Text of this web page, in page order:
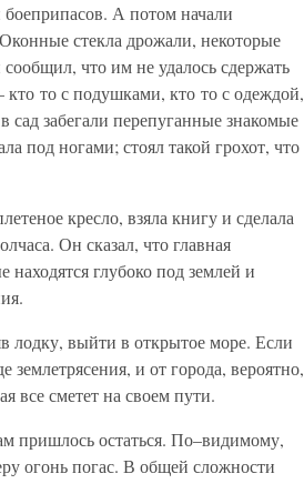
А потом начали
стекла дрожали, некоторые
что им не удалось сдержать
то с подушками, кто то с одеждой,
забегали перепуганные знакомые
под ногами; стоял такой грохот, что
кресло, взяла книгу и сделала
Он сказал, что главная
находятся глубоко под землей и
лодку, выйти в открытое море. Если
землетрясения, и от города, вероятно,
все сметет на своем пути.
пришлось остаться. По–видимому,
огонь погас. В общей сложности